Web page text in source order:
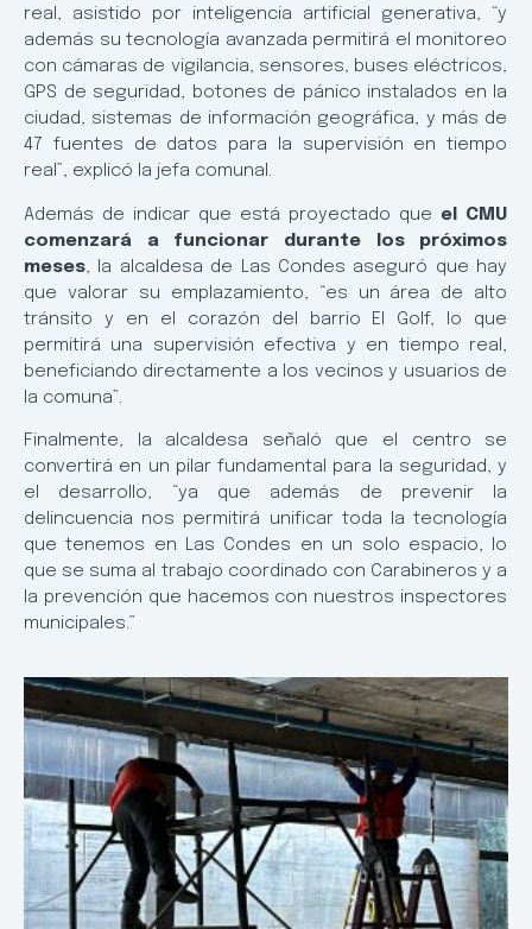
real, asistido por inteligencia artificial generativa, “y
además su tecnología avanzada permitirá el monitoreo
con cámaras de vigilancia, sensores, buses eléctricos,
GPS de seguridad, botones de pánico instalados en la
ciudad, sistemas de información geográfica, y más de
47 fuentes de datos para la supervisión en tiempo
real”, explicó la jefa comunal.
Además de indicar que está proyectado que el CMU
comenzará a funcionar durante los próximos
meses, la alcaldesa de Las Condes aseguró que hay
que valorar su emplazamiento, “es un área de alto
tránsito y en el corazón del barrio El Golf, lo que
permitirá una supervisión efectiva y en tiempo real,
beneficiando directamente a los vecinos y usuarios de
la comuna”.
Finalmente, la alcaldesa señaló que el centro se
convertirá en un pilar fundamental para la seguridad, y
el desarrollo, “ya que además de prevenir la
delincuencia nos permitirá unificar toda la tecnología
que tenemos en Las Condes en un solo espacio, lo
que se suma al trabajo coordinado con Carabineros y a
la prevención que hacemos con nuestros inspectores
municipales.”